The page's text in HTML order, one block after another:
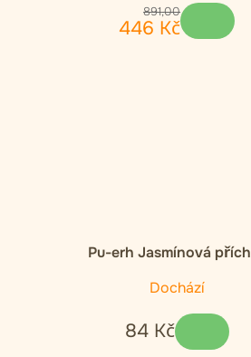
891,00
446 Kč
Pu-erh Jasmínová
Dochází
84 Kč